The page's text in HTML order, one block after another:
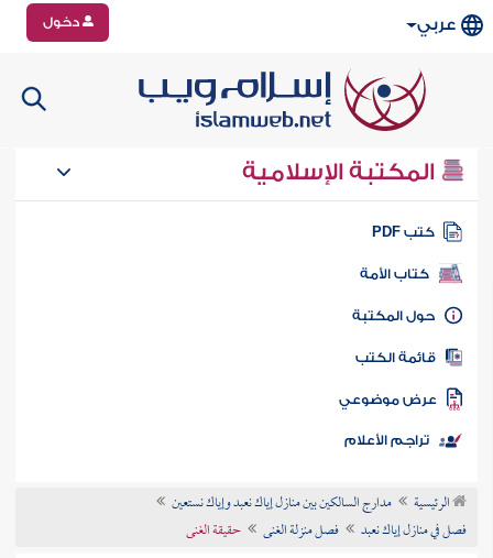
عربي دخول
المكتبة الإسلامية
كتب PDF
كتاب الأمة
المكتبة
الكتب
موضوعي
تراجم الأعلام
الرئيسية
مدارج السالكين بين منازل إياك نعبد وإياك نستعين
فصل في منازل إياك نعبد
فصل منزلة الغنى حقيقة الغنى